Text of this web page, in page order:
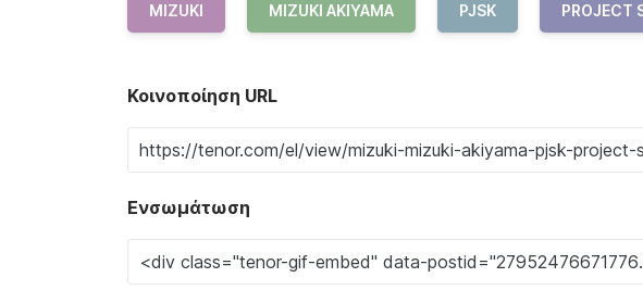
MIZUKI MIZUKI AKIYAMA PJSK PROJECT
Κοινοποίηση URL
Ενσωμάτωση